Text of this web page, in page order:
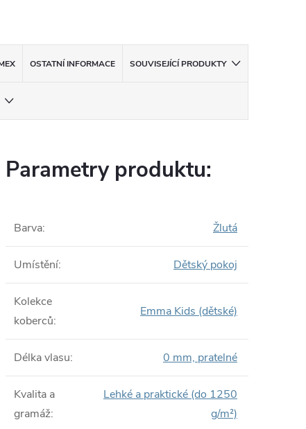
OSTATNÍ INFORMACE SOUVISEJÍCÍ PRODUKTY
Parametry produktu:
Barva: Žlutá
Umístění: Dětský pokoj
Kolekce
koberců:
Emma Kids (dětské)
Délka vlasu: 0 mm, pratelné
Kvalita a
gramáž:
Lehké a praktické (do 1250
g/m²)